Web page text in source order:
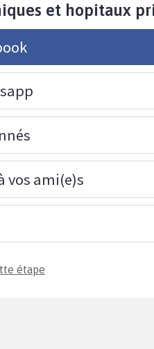
et hopitaux
vos ami(e)s
étape